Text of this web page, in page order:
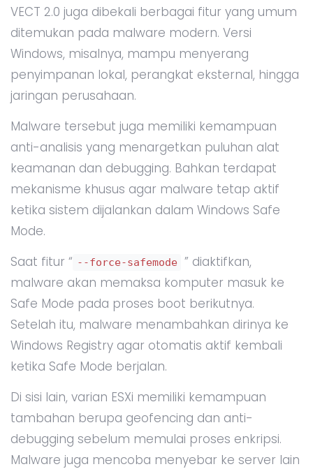
VECT 2.0 juga dibekali berbagai fitur yang umum
ditemukan pada malware modern. Versi
Windows, misalnya, mampu menyerang
penyimpanan lokal, perangkat eksternal, hingga
jaringan perusahaan.
Malware tersebut juga memiliki kemampuan
anti-analisis yang menargetkan puluhan alat
keamanan dan debugging. Bahkan terdapat
mekanisme khusus agar malware tetap aktif
ketika sistem dijalankan dalam Windows Safe
Mode.
Saat fitur “ --force-safemode ” diaktifkan,
malware akan memaksa komputer masuk ke
Safe Mode pada proses boot berikutnya.
Setelah itu, malware menambahkan dirinya ke
Windows Registry agar otomatis aktif kembali
ketika Safe Mode berjalan.
Di sisi lain, varian ESXi memiliki kemampuan
tambahan berupa geofencing dan anti-
debugging sebelum memulai proses enkripsi.
Malware juga mencoba menyebar ke server lain